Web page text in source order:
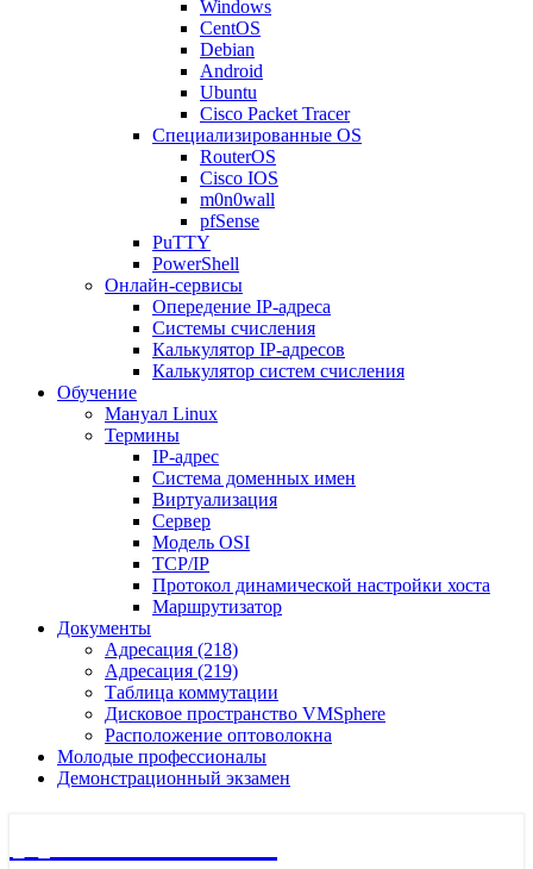
Windows
CentOS
Debian
Android
Ubuntu
Cisco Packet Tracer
Специализированные OS
RouterOS
Cisco IOS
m0n0wall
pfSense
PuTTY
PowerShell
Онлайн-сервисы
Опередение IP-адреса
Системы счисления
Калькулятор IP-адресов
Калькулятор систем счисления
Обучение
Мануал Linux
Термины
IP-адрес
Система доменных имен
Виртуализация
Сервер
Модель OSI
TCP/IP
Протокол динамической настройки хоста
Маршрутизатор
Документы
Адресация (218)
Адресация (219)
Таблица коммутации
Дисковое пространство VMSphere
Расположение оптоволокна
Молодые профессионалы
Демонстрационный экзамен